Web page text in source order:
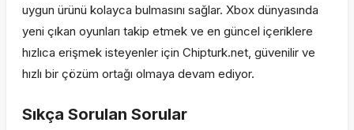
uygun ürünü kolayca bulmasını sağlar. Xbox dünyasında
yeni çıkan oyunları takip etmek ve en güncel içeriklere
hızlıca erişmek isteyenler için Chipturk.net, güvenilir ve
hızlı bir çözüm ortağı olmaya devam ediyor.
Sıkça Sorulan Sorular